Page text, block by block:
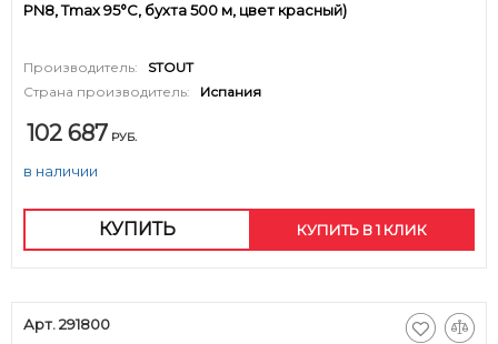
PN8, Tmax 95°C, бухта 500 м, цвет красный)
Производитель:
STOUT
Страна производитель:
Испания
102 687 РУБ.
в наличии
КУПИТЬ КУПИТЬ В 1 КЛИК
Арт. 291800